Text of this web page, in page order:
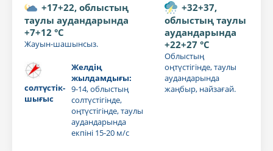
+17+22, облыстың
таулы аудандарында
+7+12 °C
Жауын-шашынсыз.
солтүстік-
шығыс
Желдің
жылдамдығы:
9-14, облыстың
солтүстігінде,
оңтүстігінде, таулы
аудандарында
екпіні 15-20 м/с
+32+37,
облыстың таулы
аудандарында
+22+27 °C
Облыстың
оңтүстігінде, таулы
аудандарында
жаңбыр, найзағай.